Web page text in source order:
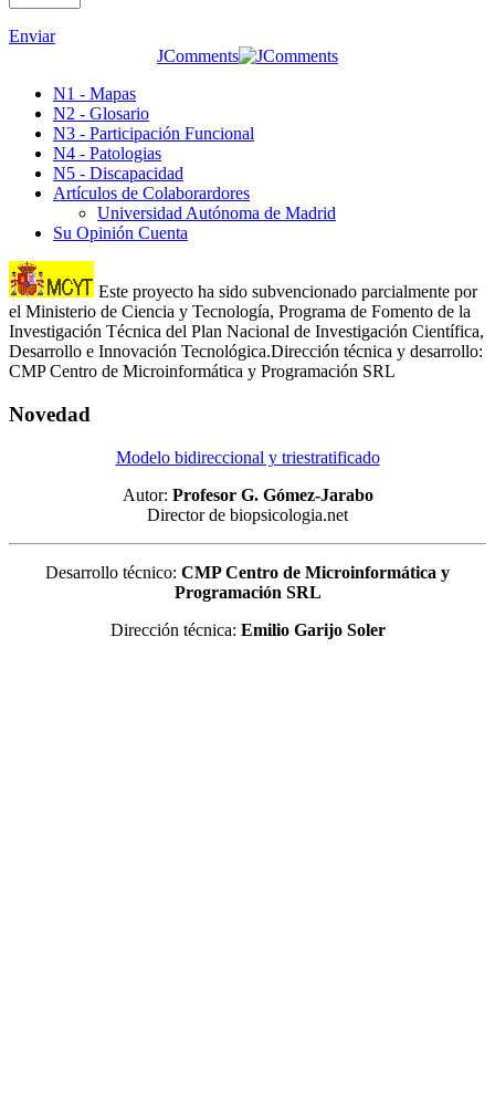
Enviar
JComments
N1 - Mapas
N2 - Glosario
N3 - Participación Funcional
N4 - Patologias
N5 - Discapacidad
Artículos de Colaborardores
Universidad Autónoma de Madrid
Su Opinión Cuenta
Este proyecto ha sido subvencionado parcialmente por
el Ministerio de Ciencia y Tecnología, Programa de Fomento de la
Investigación Técnica del Plan Nacional de Investigación Científica,
Desarrollo e Innovación Tecnológica.Dirección técnica y desarrollo:
CMP Centro de Microinformática y Programación SRL
Novedad
Modelo bidireccional y triestratificado
Autor: Profesor G. Gómez-Jarabo
Director de biopsicologia.net
Desarrollo técnico: CMP Centro de Microinformática y
Programación SRL
Dirección técnica: Emilio Garijo Soler